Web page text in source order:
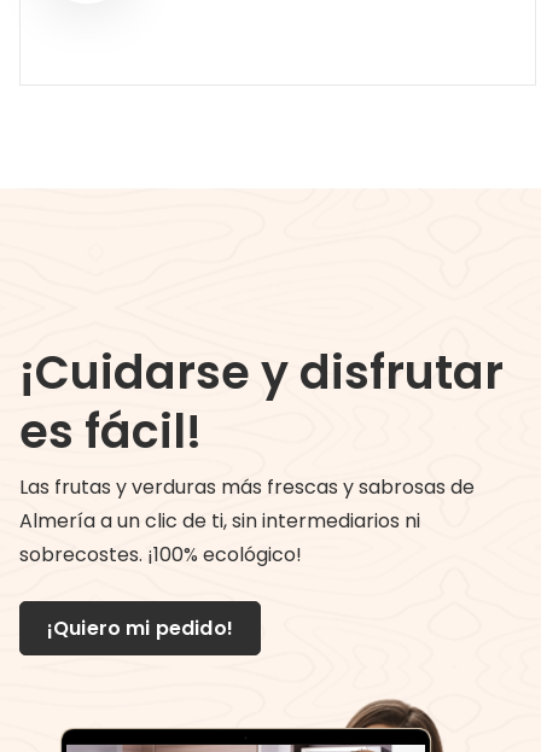
¡Cuidarse y disfrutar
es fácil!
Las frutas y verduras más frescas y sabrosas de
Almería a un clic de ti, sin intermediarios ni
sobrecostes. ¡100% ecológico!
¡Quiero mi pedido!